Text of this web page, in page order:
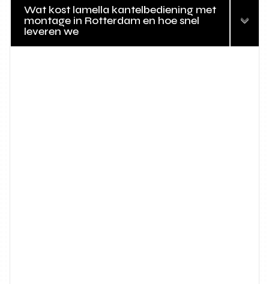
Wat kost lamella kantelbediening met
montage in Rotterdam en hoe snel
leveren we